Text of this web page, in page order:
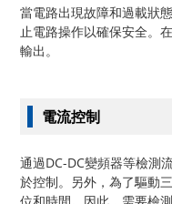
當電路出現故障和過載狀
止電路操作以確保安全。
輸出。
電流控制
通過DC-DC變頻器等檢測
於控制。另外，為了驅動